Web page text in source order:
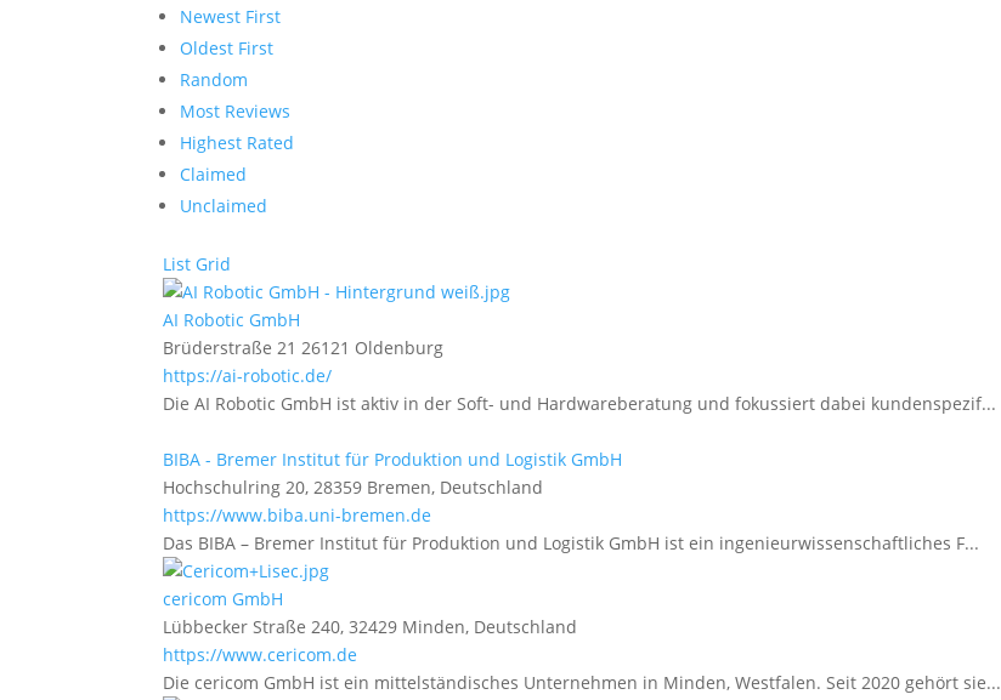
Newest First
Oldest First
Random
Most Reviews
Highest Rated
Claimed
Unclaimed
List Grid
AI Robotic GmbH
Brüderstraße 21 26121 Oldenburg
https://ai-robotic.de/
Die AI Robotic GmbH ist aktiv in der Soft- und Hardwareberatung und fokussiert dabei kundenspezif...
BIBA - Bremer Institut für Produktion und Logistik GmbH
Hochschulring 20, 28359 Bremen, Deutschland
https://www.biba.uni-bremen.de
Das BIBA – Bremer Institut für Produktion und Logistik GmbH ist ein ingenieurwissenschaftliches F...
cericom GmbH
Lübbecker Straße 240, 32429 Minden, Deutschland
https://www.cericom.de
Die cericom GmbH ist ein mittelständisches Unternehmen in Minden, Westfalen. Seit 2020 gehört sie...